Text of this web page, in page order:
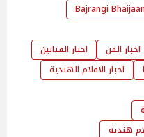
اخبار الفن
اخبار الفنانين
اخبار الافلام الهندية
هندية